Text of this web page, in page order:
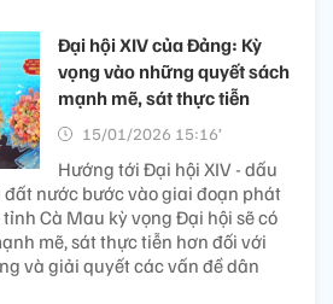
Đại hội XIV của Đảng: Kỳ
vọng vào những quyết sách
mạnh mẽ, sát thực tiễn
15/01/2026 15:16’
Hướng tới Đại hội XIV - dấu
nước bước vào giai đoạn phát
Cà Mau kỳ vọng Đại hội sẽ có
mẽ, sát thực tiễn hơn đối với
và giải quyết các vấn đề dân